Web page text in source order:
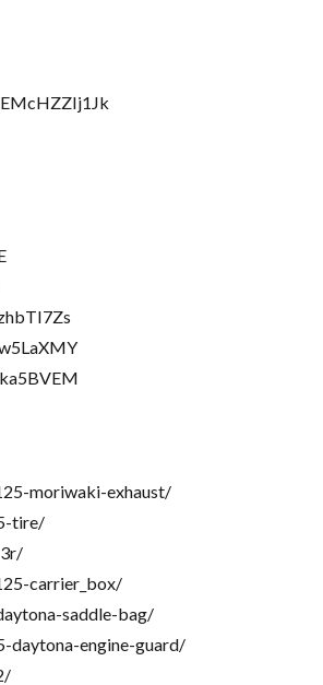
moriwaki-exhaust/
tire/
carrier_box/
saddle-bag/
daytona-engine-guard/